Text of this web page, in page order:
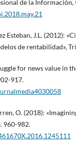
de la
Esteban, J.L. (2012):
de rentabilidad»,
for news value in
917.
O. (2018):
960-982.